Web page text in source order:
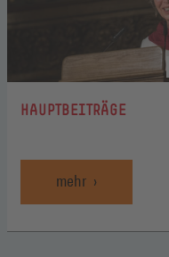
:HAUPTBEITRÄGE
mehr